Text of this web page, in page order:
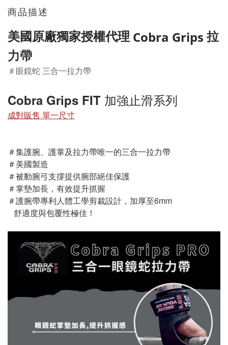
商品描述
美國原廠獨家授權代理 Cobra Grips拉
力帶
＃眼鏡蛇 三合一拉力帶
Cobra Grips FIT 加強止滑系列
成對販售 單一尺寸
＃集護腕、護掌及拉力帶唯一的三合一拉力帶
＃美國製造
＃被動腕弓支撐提供腕部絕佳保護
＃掌墊加長，有效提升抓握
＃護腕帶專利人體工學剪裁設計，加厚至6mm
   舒適度與包覆性極佳！